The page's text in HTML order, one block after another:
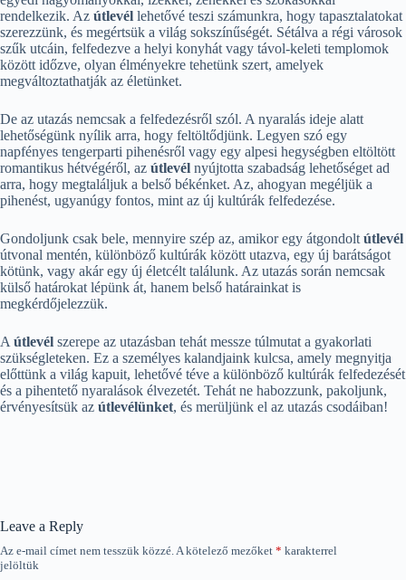
rendelkezik. Az útlevél lehetővé teszi számunkra, hogy tapasztalatokat
szerezzünk, és megértsük a világ sokszínűségét. Sétálva a régi városok
szűk utcáin, felfedezve a helyi konyhát vagy távol-keleti templomok
között időzve, olyan élményekre tehetünk szert, amelyek
megváltoztathatják az életünket.
De az utazás nemcsak a felfedezésről szól. A nyaralás ideje alatt
lehetőségünk nyílik arra, hogy feltöltődjünk. Legyen szó egy
napfényes tengerparti pihenésről vagy egy alpesi hegységben eltöltött
romantikus hétvégéről, az útlevél nyújtotta szabadság lehetőséget ad
arra, hogy megtaláljuk a belső békénket. Az, ahogyan megéljük a
pihenést, ugyanúgy fontos, mint az új kultúrák felfedezése.
Gondoljunk csak bele, mennyire szép az, amikor egy átgondolt útlevél
útvonal mentén, különböző kultúrák között utazva, egy új barátságot
kötünk, vagy akár egy új életcélt találunk. Az utazás során nemcsak
külső határokat lépünk át, hanem belső határainkat is
megkérdőjelezzük.
A útlevél szerepe az utazásban tehát messze túlmutat a gyakorlati
szükségleteken. Ez a személyes kalandjaink kulcsa, amely megnyitja
előttünk a világ kapuit, lehetővé téve a különböző kultúrák felfedezését
és a pihentető nyaralások élvezetét. Tehát ne habozzunk, pakoljunk,
érvényesítsük az útlevélünket, és merüljünk el az utazás csodáiban!
Leave a Reply
Az e-mail címet nem tesszük közzé.A kötelező mezőket * karakterrel
jelöltük